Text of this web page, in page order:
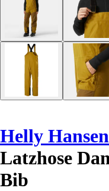
Helly Hansen
Latzhose
Bib